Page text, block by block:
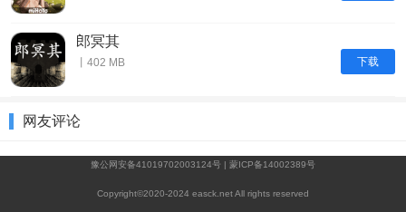
下载
郎冥其
丨402 MB
网友评论
豫公网安备41019702003124号 | 蒙ICP备14002389号
Copyright©2020-2024 easck.net All rights reserved